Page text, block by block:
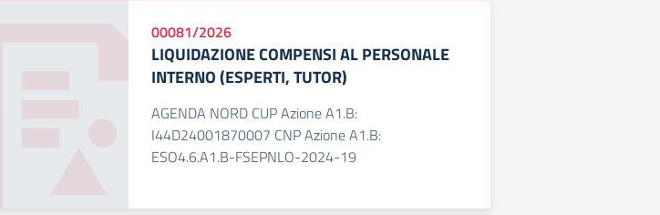
00081/2026
LIQUIDAZIONE COMPENSI AL PERSONALE
INTERNO (ESPERTI, TUTOR)
AGENDA NORD CUP Azione A1.B:
I44D24001870007 CNP Azione A1.B:
ESO4.6.A1.B-FSEPNLO-2024-19